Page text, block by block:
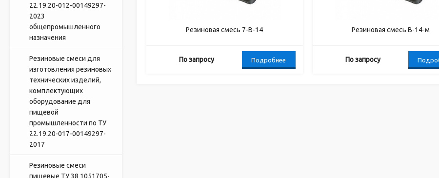
22.19.20-012-00149297-
2023
общепромышленного
назначения
Резиновые смеси для
изготовления резиновых
технических изделий,
комплектующих
оборудование для
пищевой
промышленности по ТУ
22.19.20-017-00149297-
2017
Резиновые смеси
пищевые ТУ 38 1051705-
Резиновая смесь 7-В-14
По запросу Подробнее
Резиновая смесь В-14-м
По запросу